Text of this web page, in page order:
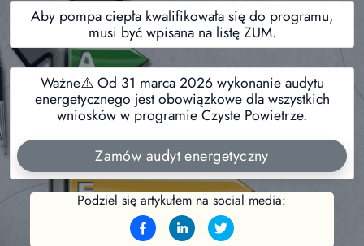
Aby pompa ciepła kwalifikowała się do programu,
musi być wpisana na listę ZUM.
Ważne⚠️ Od 31 marca 2026 wykonanie audytu
energetycznego jest obowiązkowe dla wszystkich
wniosków w programie Czyste Powietrze.
Zamów audyt energetyczny
Podziel się artykułem na social media: